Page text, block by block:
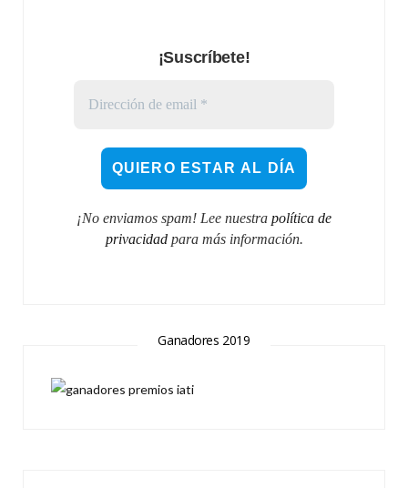
¡Suscríbete!
¡No enviamos spam! Lee nuestra política de
privacidadpara más información.
Ganadores 2019